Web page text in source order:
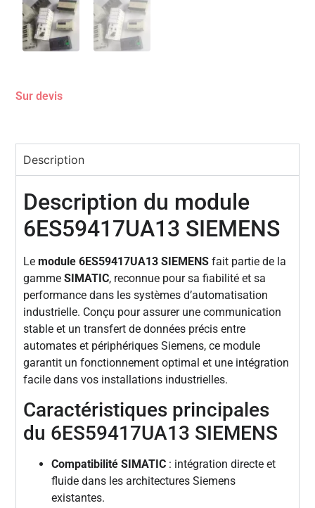
Sur devis
Description
Description du module
6ES59417UA13 SIEMENS
Lemodule 6ES59417UA13 SIEMENS fait partie de la
gammeSIMATIC, reconnue pour sa fiabilité et sa
performance dans les systèmes d’automatisation
industrielle. Conçu pour assurer une communication
stable et un transfert de données précis entre
automates et périphériques Siemens, ce module
garantit un fonctionnement optimal et une intégration
facile dans vos installations industrielles.
Caractéristiques principales
du 6ES59417UA13 SIEMENS
Compatibilité SIMATIC : intégration directe et
fluide dans les architectures Siemens
existantes.